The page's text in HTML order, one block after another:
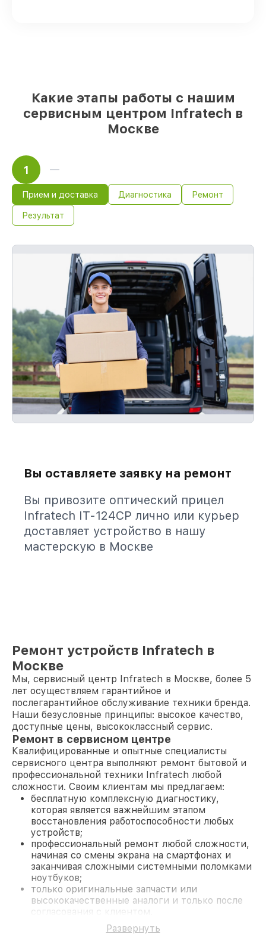
Какие этапы работы с нашим
сервисным центром Infratech в
Москве
1
Прием и доставка Диагностика Ремонт
Результат
Вы оставляете заявку на ремонт
Вы привозите оптический прицел
Infratech IT-124CP лично или курьер
доставляет устройство в нашу
мастерскую в Москве
Ремонт устройств Infratech в
Москве
Мы, сервисный центр Infratech в Москве, более 5
лет осуществляем гарантийное и
послегарантийное обслуживание техники бренда.
Наши безусловные принципы: высокое качество,
доступные цены, высококлассный сервис.
Ремонт в сервисном центре
Квалифицированные и опытные специалисты
сервисного центра выполняют ремонт бытовой и
профессиональной техники Infratech любой
сложности. Своим клиентам мы предлагаем:
бесплатную комплексную диагностику,
которая является важнейшим этапом
восстановления работоспособности любых
устройств;
профессиональный ремонт любой сложности,
начиная со смены экрана на смартфонах и
заканчивая сложными системными поломками
ноутбуков;
только оригинальные запчасти или
высококачественные аналоги и только после
согласования с клиентом.
На все работы и замененные комплектующие
предоставляется длительная гарантия. В случае
Развернуть